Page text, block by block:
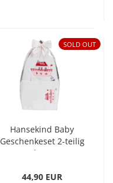
SOLD OUT
Hansekind Baby
Geschenkeset 2-teilig
Hausboot rosa
44,90 EUR